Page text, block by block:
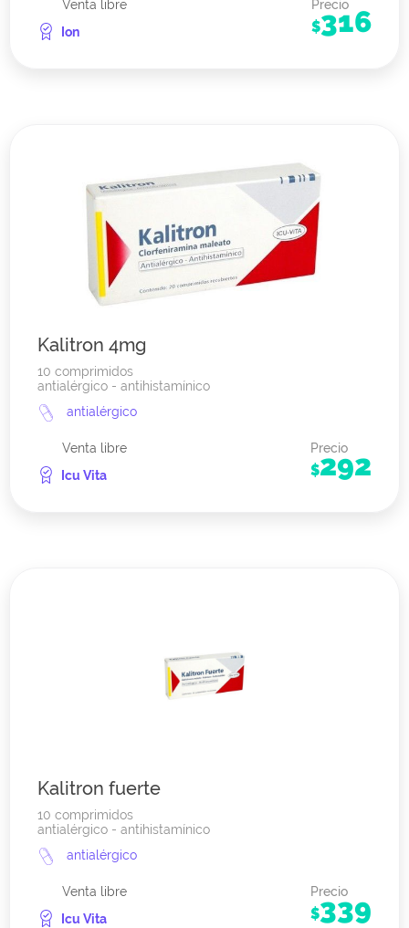
Venta libre
Ion
Precio
$316
Kalitron 4mg
10 comprimidos
antialérgico - antihistamínico
antialérgico
Venta libre
Icu Vita
Precio
$292
Kalitron fuerte
10 comprimidos
antialérgico - antihistamínico
antialérgico
Venta libre
Icu Vita
Precio
$339